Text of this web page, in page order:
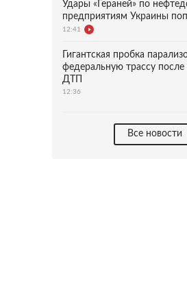
Удары «Гераней» по
предприятиям Украины
12:41
Гигантская пробка
федеральную трассу после
ДТП
12:36
Все новости